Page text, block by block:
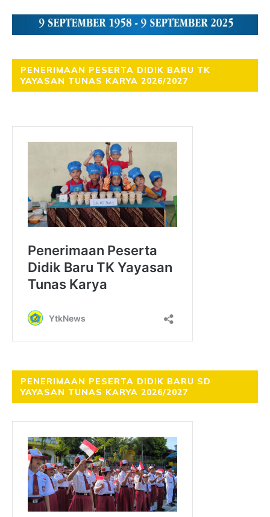
PENERIMAAN PESERTA DIDIK BARU TK
YAYASAN TUNAS KARYA 2026/2027
PENERIMAAN PESERTA DIDIK BARU SD
YAYASAN TUNAS KARYA 2026/2027